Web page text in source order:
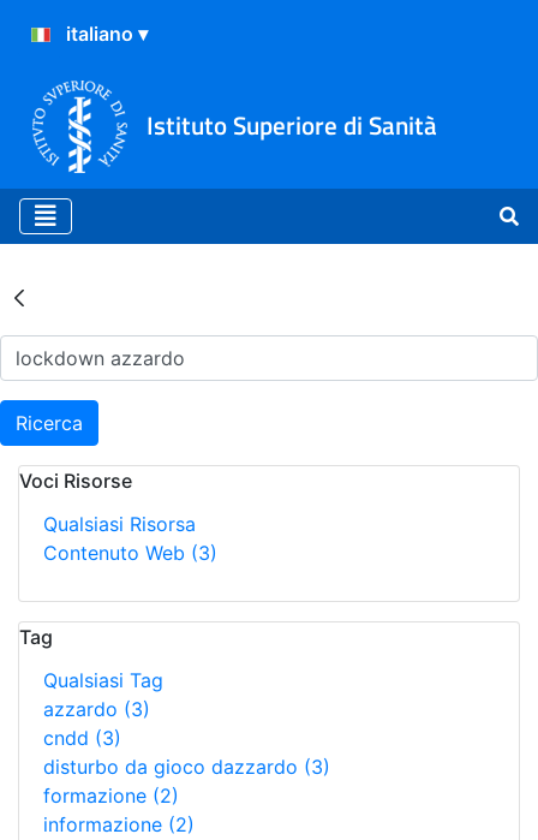
Istituto Superiore di Sanità
Risultati della Ricerca -
Ricerca
Voci Risorse
Qualsiasi Risorsa
Contenuto Web (3)
Tag
Qualsiasi Tag
azzardo (3)
cndd (3)
disturbo da gioco dazzardo (3)
formazione (2)
informazione (2)